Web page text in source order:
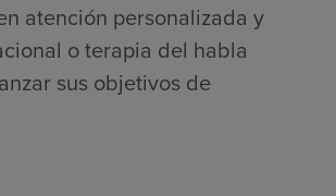
atención personalizada y
o terapia del habla
sus objetivos de